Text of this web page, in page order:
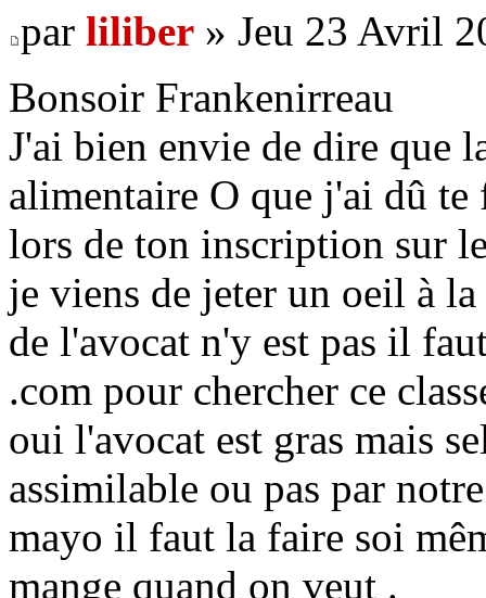
par liliber » Jeu 23 Avril
Bonsoir Frankenirreau
J'ai bien envie de dire que
alimentaire O que j'ai dû te
lors de ton inscription sur
je viens de jeter un oeil à
de l'avocat n'y est pas il
.com pour chercher ce
oui l'avocat est gras mais
assimilable ou pas par
mayo il faut la faire soi
mange quand on veut .